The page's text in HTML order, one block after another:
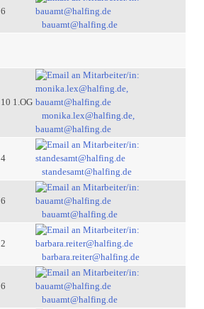
6
bauamt@halfing.de
10 1.OG
monika.lex@halfing.de,
bauamt@halfing.de
4
standesamt@halfing.de
6
bauamt@halfing.de
2
barbara.reiter@halfing.de
6
bauamt@halfing.de